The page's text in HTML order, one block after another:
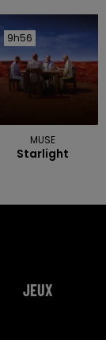
9h56
9h56
MUSE
Starlight
JEUX